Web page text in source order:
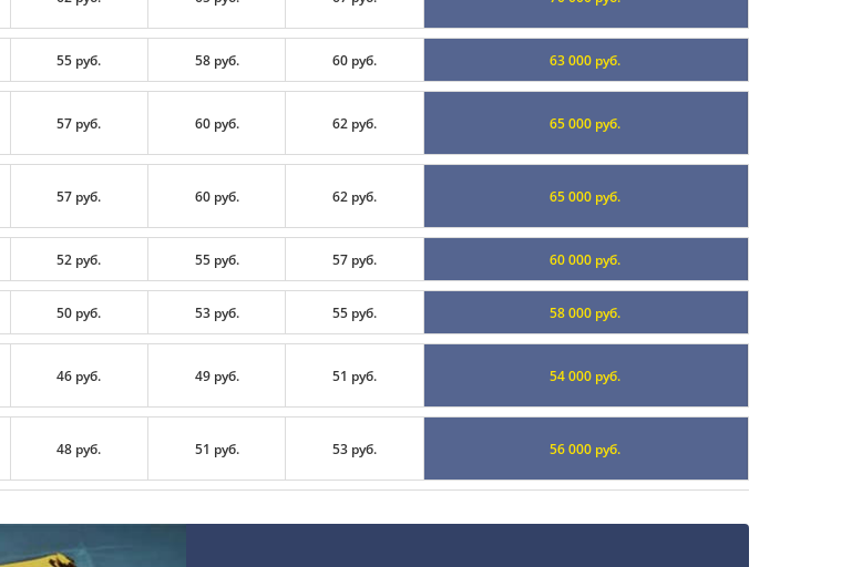
55 руб. 58 руб. 60 руб. 63 000 руб.
57 руб. 60 руб. 62 руб. 65 000 руб.
57 руб. 60 руб. 62 руб. 65 000 руб.
52 руб. 55 руб. 57 руб. 60 000 руб.
50 руб. 53 руб. 55 руб. 58 000 руб.
46 руб. 49 руб. 51 руб. 54 000 руб.
48 руб. 51 руб. 53 руб. 56 000 руб.